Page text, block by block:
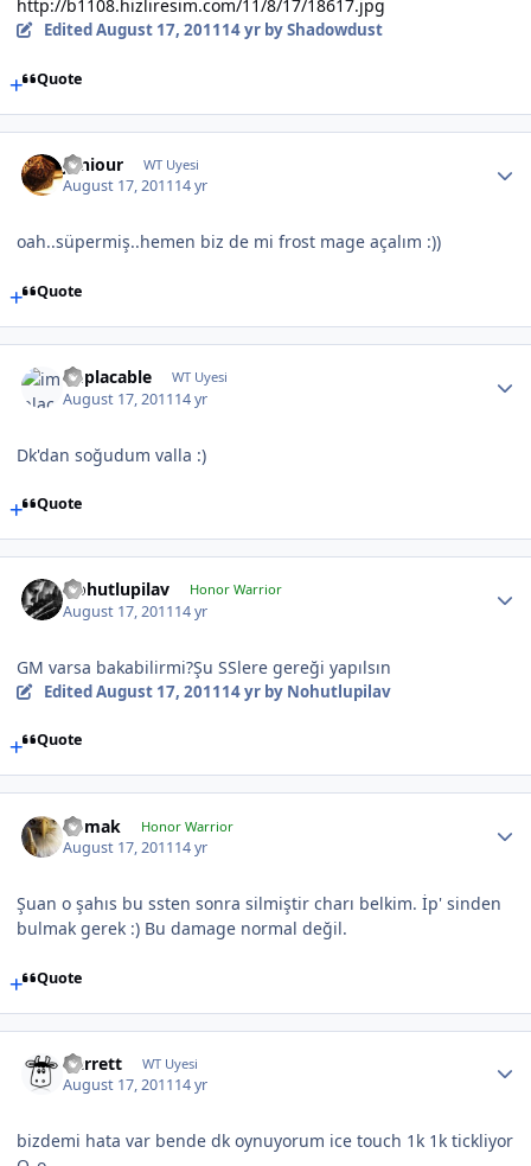
http://b1108.hizliresim.com/11/8/17/18617.jpg
EditedAugust 17, 201114 yrby Shadowdust
Quote
Juniour WT Uyesi
August 17, 201114 yr
oah..süpermiş..hemen biz de mi frost mage açalım :))
Quote
implacable WT Uyesi
August 17, 201114 yr
Dk'dan soğudum valla :)
Quote
Nohutlupilav Honor Warrior
August 17, 201114 yr
GM varsa bakabilirmi?Şu SSlere gereği yapılsın
EditedAugust 17, 201114 yrby Nohutlupilav
Quote
nomak Honor Warrior
August 17, 201114 yr
Şuan o şahıs bu ssten sonra silmiştir charı belkim. İp' sinden
bulmak gerek :) Bu damage normal değil.
Quote
Garrett WT Uyesi
August 17, 201114 yr
bizdemi hata var bende dk oynuyorum ice touch 1k 1k tickliyor